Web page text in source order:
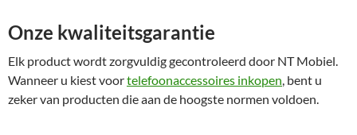
Onze kwaliteitsgarantie
Elk product wordt zorgvuldig gecontroleerd door NT Mobiel.
Wanneer u kiest voortelefoonaccessoires inkopen, bent u
zeker van producten die aan de hoogste normen voldoen.